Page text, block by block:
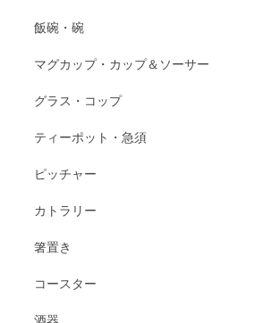
飯碗・碗
マグカップ・カップ＆ソーサー
グラス・コップ
ティーポット・急須
ピッチャー
カトラリー
箸置き
コースター